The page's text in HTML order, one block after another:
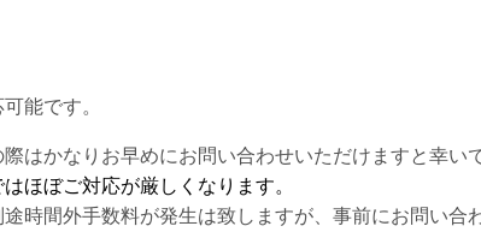
能です。
はかなりお早めにお問い合わせいただけますと幸い
ほぼご対応が厳しくなります。
時間外手数料が発生は致しますが、事前にお問い合